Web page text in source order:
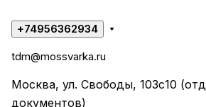
+74956362934
tdm@mossvarka.ru
Москва, ул. Свободы, 103с10
документов)